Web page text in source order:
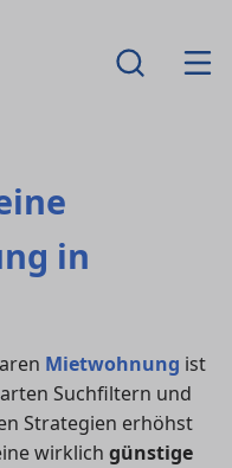
in
Mietwohnung ist
Suchfiltern und
Strategien erhöhst
wirklich günstige